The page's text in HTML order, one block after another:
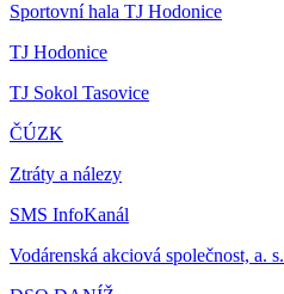
Sportovní hala TJ Hodonice
TJ Hodonice
TJ Sokol Tasovice
ČÚZK
Ztráty a nálezy
SMS InfoKanál
Vodárenská akciová společnost, a. s.